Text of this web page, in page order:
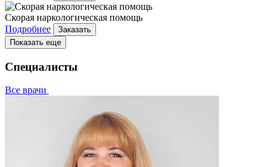
Скорая наркологическая помощь
Подробнее
Заказать
Показать еще
Специалисты
Все врачи